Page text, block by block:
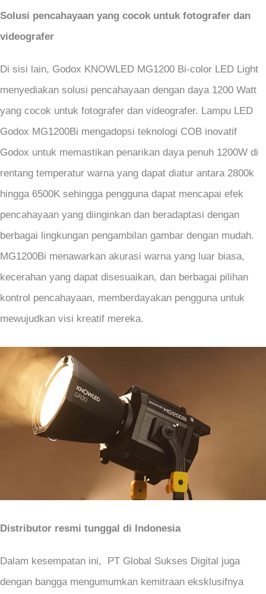
Solusi pencahayaan yang cocok untuk fotografer dan
videografer
Di sisi lain, Godox KNOWLED MG1200 Bi-color LED Light
menyediakan solusi pencahayaan dengan daya 1200 Watt
yang cocok untuk fotografer dan videografer. Lampu LED
Godox MG1200Bi mengadopsi teknologi COB inovatif
Godox untuk memastikan penarikan daya penuh 1200W di
rentang temperatur warna yang dapat diatur antara 2800k
hingga 6500K sehingga pengguna dapat mencapai efek
pencahayaan yang diinginkan dan beradaptasi dengan
berbagai lingkungan pengambilan gambar dengan mudah.
MG1200Bi menawarkan akurasi warna yang luar biasa,
kecerahan yang dapat disesuaikan, dan berbagai pilihan
kontrol pencahayaan, memberdayakan pengguna untuk
mewujudkan visi kreatif mereka.
Distributor resmi tunggal di Indonesia
Dalam kesempatan ini, PT Global Sukses Digital juga
dengan bangga mengumumkan kemitraan eksklusifnya